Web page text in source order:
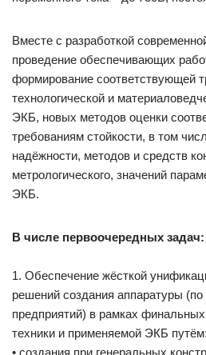
Вместе с разработкой
проведение обеспечивающих
формирование соответствующей
технологической и
ЭКБ, новых методов оценки
требованиям стойкости, в том
надёжности, методов и средств
метрологического, значений
ЭКБ.
В числе первоочередных задач:
1. Обеспечение жёсткой
решений создания аппаратуры (по
предприятий) в рамках
техники и применяемой ЭКБ путём: